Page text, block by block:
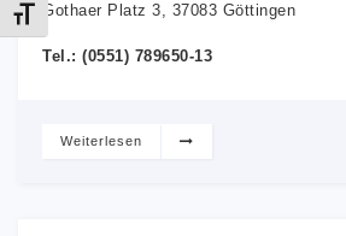
Schrift vergrößern
Gothaer Platz 3, 37083 Göttingen
Tel.: (0551) 789650-13
Weiterlesen